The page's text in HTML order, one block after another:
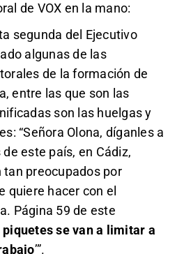
de VOX en la mano:
segunda del Ejecutivo
algunas de las
de la formación de
entre las que son las
son las huelgas y
“Señora Olona, díganles a
este país, en Cádiz,
tan preocupados por
quiere hacer con el
Página 59 de este
piquetes se van a limitar a
’”.